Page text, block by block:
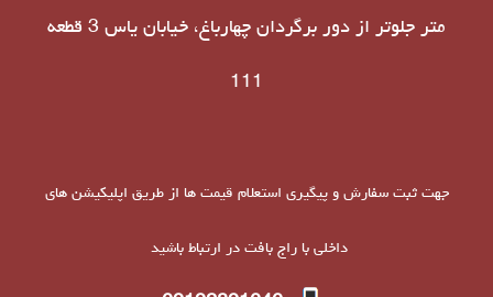
متر جلوتر از دور برگردان چهارباغ، خیابان یاس 3 قطعه
111
جهت ثبت سفارش و پیگیری استعلام قیمت ها از طریق اپلیکیشن های
داخلی با راج بافت در ارتباط باشید